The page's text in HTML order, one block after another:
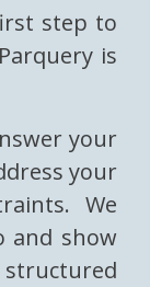
step to
is
your
your
We
and show